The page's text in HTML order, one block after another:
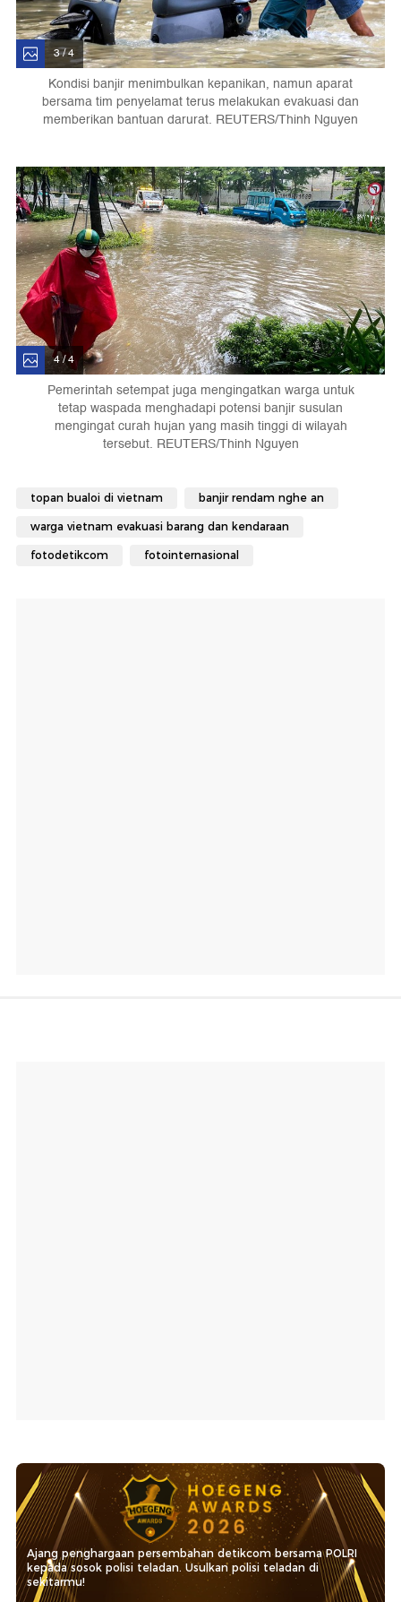
3 / 4
Kondisi banjir menimbulkan kepanikan, namun aparat
bersama tim penyelamat terus melakukan evakuasi dan
memberikan bantuan darurat. REUTERS/Thinh Nguyen
4 / 4
Pemerintah setempat juga mengingatkan warga untuk
tetap waspada menghadapi potensi banjir susulan
mengingat curah hujan yang masih tinggi di wilayah
tersebut. REUTERS/Thinh Nguyen
topan bualoi di vietnam banjir rendam nghe an
warga vietnam evakuasi barang dan kendaraan
fotodetikcom fotointernasional
Ajang penghargaan persembahan detikcom bersama POLRI
kepada sosok polisi teladan. Usulkan polisi teladan di
sekitarmu!